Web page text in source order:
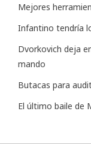
Mejores
Infantino tendría
Dvorkovich deja
mando
Butacas para
El último baile de